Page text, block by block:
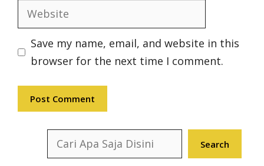
Website
Save my name, email, and website in this
browser for the next time I comment.
Search Search